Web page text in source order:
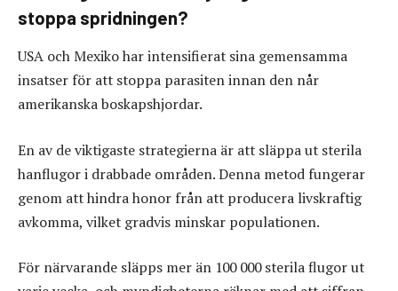
stoppa spridningen?
USA och Mexiko har intensifierat sina gemensamma
insatser för att stoppa parasiten innan den når
amerikanska boskapshjordar.
En av de viktigaste strategierna är att släppa ut sterila
hanflugor i drabbade områden. Denna metod fungerar
genom att hindra honor från att producera livskraftig
avkomma, vilket gradvis minskar populationen.
För närvarande släpps mer än 100 000 sterila flugor ut